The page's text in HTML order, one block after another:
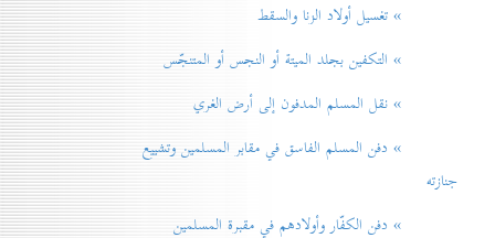
» تغسيل أولاد الزنا والسقط
» التكفين بجلد الميتة أو النجس أو المتنجّس
» نقل المسلم المدفون إلی أرض الغري
» دفن المسلم الفاسق في مقابر المسلمين وتشييع
جنازته
» دفن الكفّار وأولادهم في مقبرة المسلمين